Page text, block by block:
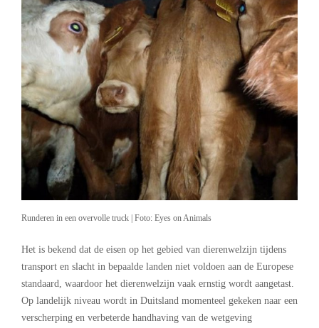
Runderen in een overvolle truck | Foto: Eyes on Animals
Het is bekend dat de eisen op het gebied van dierenwelzijn tijdens
transport en slacht in bepaalde landen niet voldoen aan de Europese
standaard, waardoor het dierenwelzijn vaak ernstig wordt aangetast.
Op landelijk niveau wordt in Duitsland momenteel gekeken naar een
verscherping en verbeterde handhaving van de wetgeving